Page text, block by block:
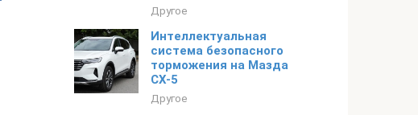
Другое
Интеллектуальная
система безопасного
торможения на Мазда
СХ-5
Другое